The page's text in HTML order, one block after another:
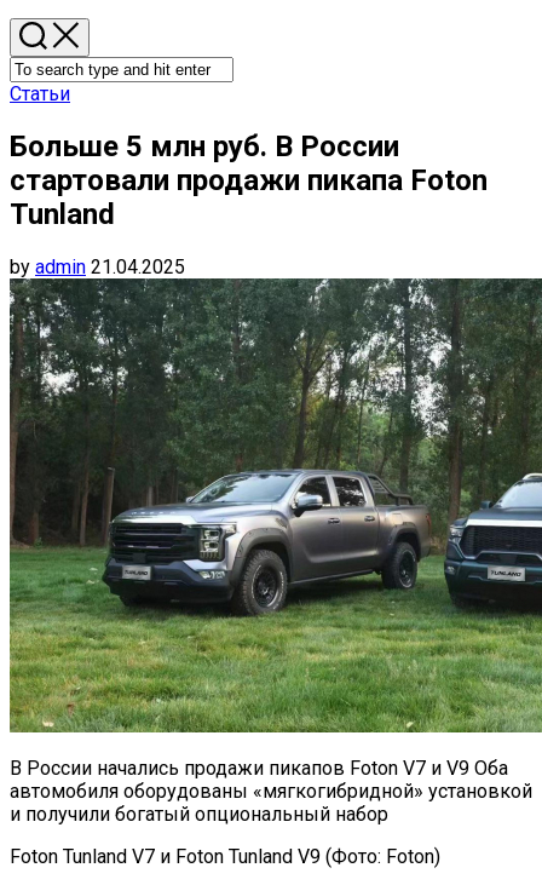
Статьи
Больше 5 млн руб. В России
стартовали продажи пикапа Foton
Tunland
by admin 21.04.2025
В России начались продажи пикапов Foton V7 и V9 Оба
автомобиля оборудованы «мягкогибридной» установкой
и получили богатый опциональный набор
Foton Tunland V7 и Foton Tunland V9 (Фото: Foton)